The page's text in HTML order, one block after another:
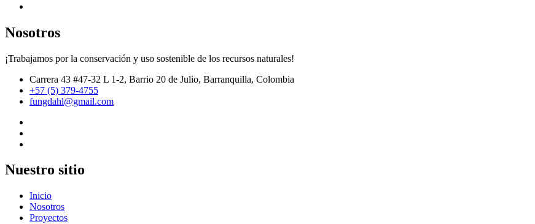
Nosotros
¡Trabajamos por la conservación y uso sostenible de los recursos naturales!
Carrera 43 #47-32 L 1-2, Barrio 20 de Julio, Barranquilla, Colombia
+57 (5) 379-4755
fungdahl@gmail.com
Nuestro sitio
Inicio
Nosotros
Proyectos